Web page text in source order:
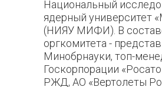
Национальный
ядерный университет
(НИЯУ МИФИ). В
оргкомитета -
Минобрнауки, топ-
Госкорпорации
РЖД, АО «Вертолеты